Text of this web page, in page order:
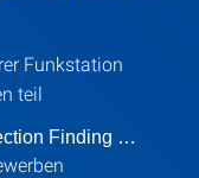
Funkstation
teil
Finding …